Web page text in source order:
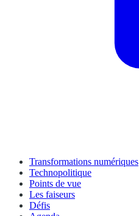
Transformations numériques
Technopolitique
Points de vue
Les faiseurs
Défis